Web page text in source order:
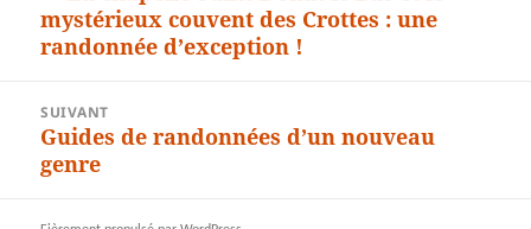
précédent :
mystérieux couvent des Crottes : une
randonnée d’exception !
SUIVANT
Article
suivant :
Guides de randonnées d’un nouveau
genre